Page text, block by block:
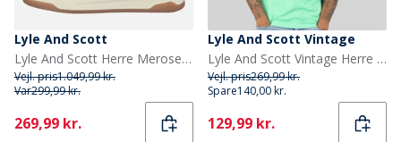
Lyle And Scott
Lyle And Scott Herre Merose Sneakers Sort
Vejl. pris1.049,99 kr.
Var299,99 kr.
Current
269,99 kr.
Lyle And Scott Vintage
Lyle And Scott Vintage Herre T-shirt Cool Mint
Vejl. pris269,99 kr.
Spare140,00 kr.
Current
129,99 kr.